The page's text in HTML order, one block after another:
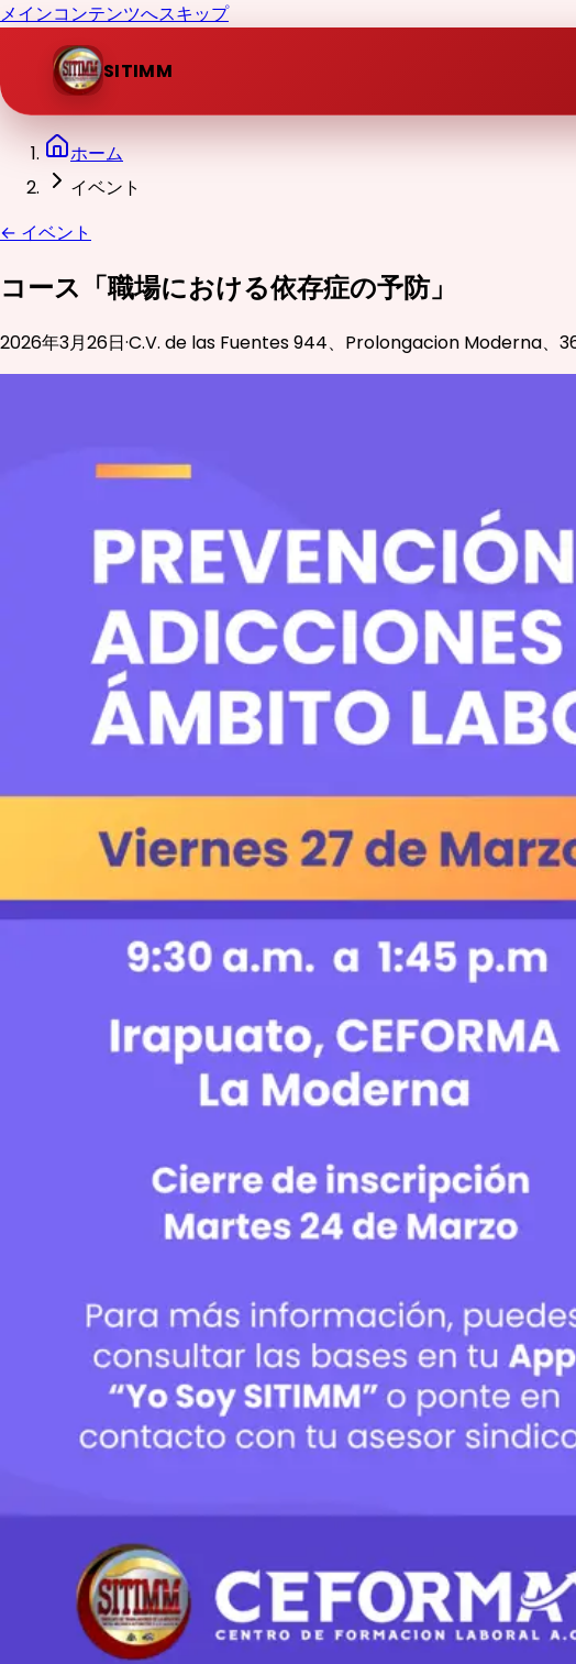
メインコンテンツへスキップ
SITIMM
ホーム
イベント
← イベント
コース「職場における依存症の予防」
2026年3月26日·C.V. de las Fuentes 944、Prolongacion Moderna、